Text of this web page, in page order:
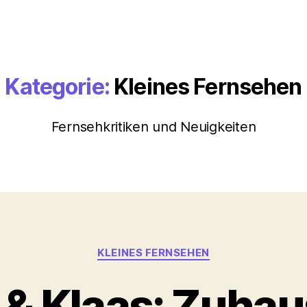
Kategorie: Kleines Fernsehen
Fernsehkritiken und Neuigkeiten
Kategorien
KLEINES FERNSEHEN